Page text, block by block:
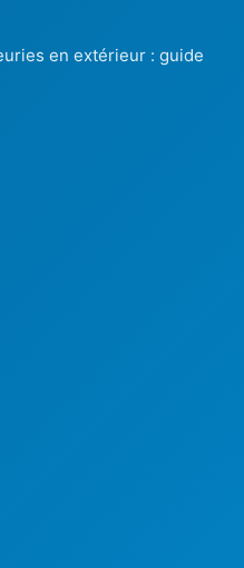
en extérieur : guide